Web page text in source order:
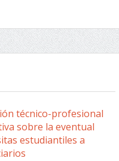
técnico-profesional
sobre la eventual
estudiantiles a